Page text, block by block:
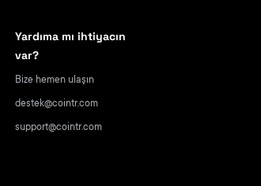
Yardıma mı ihtiyacın
var?
Bize hemen ulaşın
destek@cointr.com
support@cointr.com